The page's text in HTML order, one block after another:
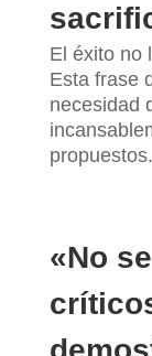
El éxito no
Esta frase
necesidad
propuestos.
«No